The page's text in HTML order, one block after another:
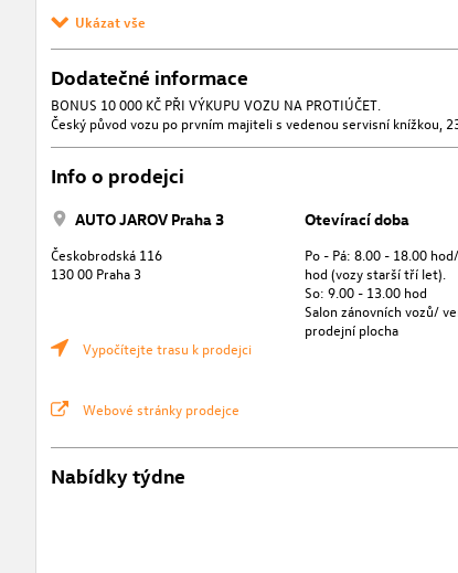
Ukázat vše
Dodatečné informace
BONUS 10 000 KČ PŘI VÝKUPU VOZU NA PROTIÚČET.
Český původ vozu po prvním majiteli s vedenou servisní knížkou,
Info o prodejci
AUTO JAROV Praha 3
Českobrodská 116
130 00 Praha 3
Vypočítejte trasu k prodejci
Webové stránky prodejce
Otevírací doba
Po - Pá: 8.00 - 18.00
hod (vozy starší tří let).
So: 9.00 - 13.00 hod
Salon zánovních vozů/
prodejní plocha
Nabídky týdne